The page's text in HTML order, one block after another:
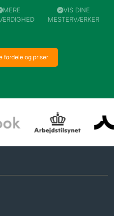
MERE
VIS DINE
MESTERVÆRKER
fordele og priser